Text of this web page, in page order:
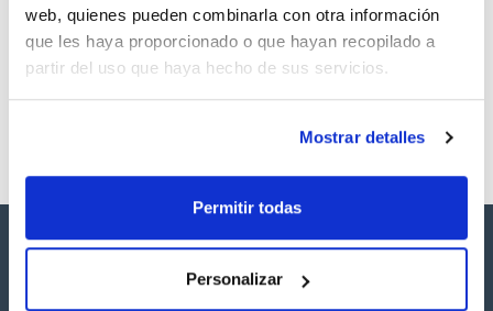
web, quienes pueden combinarla con otra información
que les haya proporcionado o que hayan recopilado a
partir del uso que haya hecho de sus servicios.
Mostrar detalles
Permitir todas
Personalizar
Referencia
SB16411100
Envase
x100mg
Precio
Comprar
Disponibilidad
Ver stock